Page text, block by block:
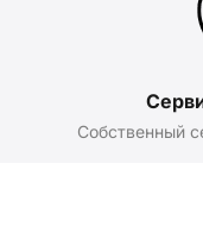
Собственный